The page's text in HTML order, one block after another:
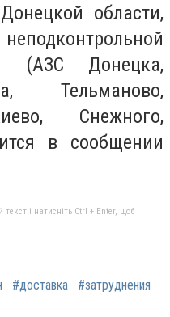
области,
(АЗС Донецка,
Тельманово,
Снежного,
в сообщении
і натисніть Ctrl + Enter, щоб
#доставка #затруднения